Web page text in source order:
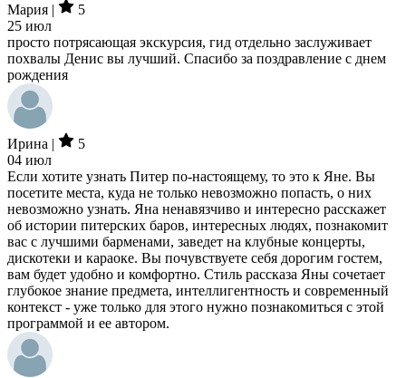
Мария |
5
25 июл
просто потрясающая экскурсия, гид отдельно заслуживает
похвалы Денис вы лучший. Спасибо за поздравление с днем
рождения
Ирина |
5
04 июл
Если хотите узнать Питер по-настоящему, то это к Яне. Вы
посетите места, куда не только невозможно попасть, о них
невозможно узнать. Яна ненавязчиво и интересно расскажет
об истории питерских баров, интересных людях, познакомит
вас с лучшими барменами, заведет на клубные концерты,
дискотеки и караоке. Вы почувствуете себя дорогим гостем,
вам будет удобно и комфортно. Стиль рассказа Яны сочетает
глубокое знание предмета, интеллигентность и современный
контекст - уже только для этого нужно познакомиться с этой
программой и ее автором.